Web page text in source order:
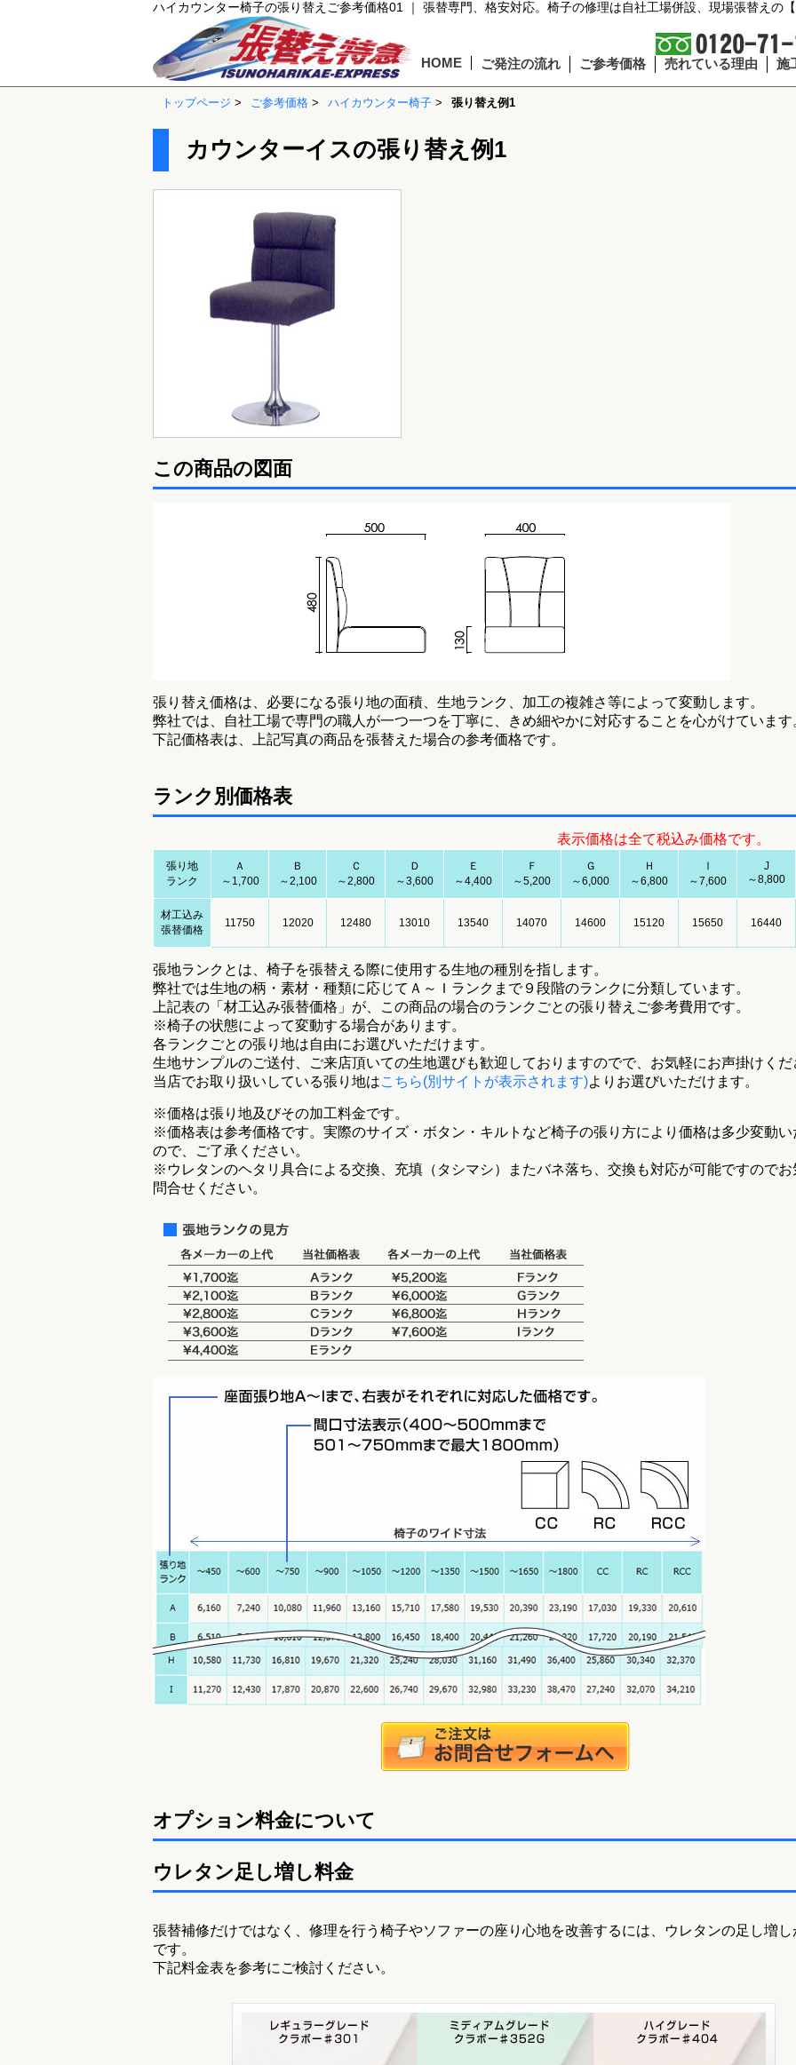
ハイカウンター椅子の張り替えご参考価格01 ｜ 張替専門、格安対応。椅子の修理は自社工場併設、現場張替えの
HOME ご発注の流れ ご参考価格 売れている理由 施
トップページ > ご参考価格 > ハイカウンター椅子 > 張り替え例1
カウンターイスの張り替え例1
この商品の図面
張り替え価格は、必要になる張り地の面積、生地ランク、加工の複雑さ等によって変動します。
弊社では、自社工場で専門の職人が一つ一つを丁寧に、きめ細やかに対応することを心がけています
下記価格表は、上記写真の商品を張替えた場合の参考価格です。
ランク別価格表
表示価格は全て税込み価格です。
張り地
ランク
Ａ
～1,700
Ｂ
～2,100
Ｃ
～2,800
Ｄ
～3,600
Ｅ
～4,400
Ｆ
～5,200
Ｇ
～6,000
Ｈ
～6,800
Ⅰ
～7,600
J
～8,800
材工込み
張替価格
11750 12020 12480 13010 13540 14070 14600 15120 15650 16440
張地ランクとは、椅子を張替える際に使用する生地の種別を指します。
弊社では生地の柄・素材・種類に応じてＡ～Ｉランクまで９段階のランクに分類しています。
上記表の「材工込み張替価格」が、この商品の場合のランクごとの張り替えご参考費用です。
※椅子の状態によって変動する場合があります。
各ランクごとの張り地は自由にお選びいただけます。
生地サンプルのご送付、ご来店頂いての生地選びも歓迎しておりますのでで、お気軽にお声掛けくだ
当店でお取り扱いしている張り地はこちら(別サイトが表示されます)よりお選びいただけます。
※価格は張り地及びその加工料金です。
※価格表は参考価格です。実際のサイズ・ボタン・キルトなど椅子の張り方により価格は多少変動い
ので、ご了承ください。
※ウレタンのヘタリ具合による交換、充填（タシマシ）またバネ落ち、交換も対応が可能ですのでお
問合せください。
オプション料金について
ウレタン足し増し料金
張替補修だけではなく、修理を行う椅子やソファーの座り心地を改善するには、ウレタンの足し増し
です。
下記料金表を参考にご検討ください。